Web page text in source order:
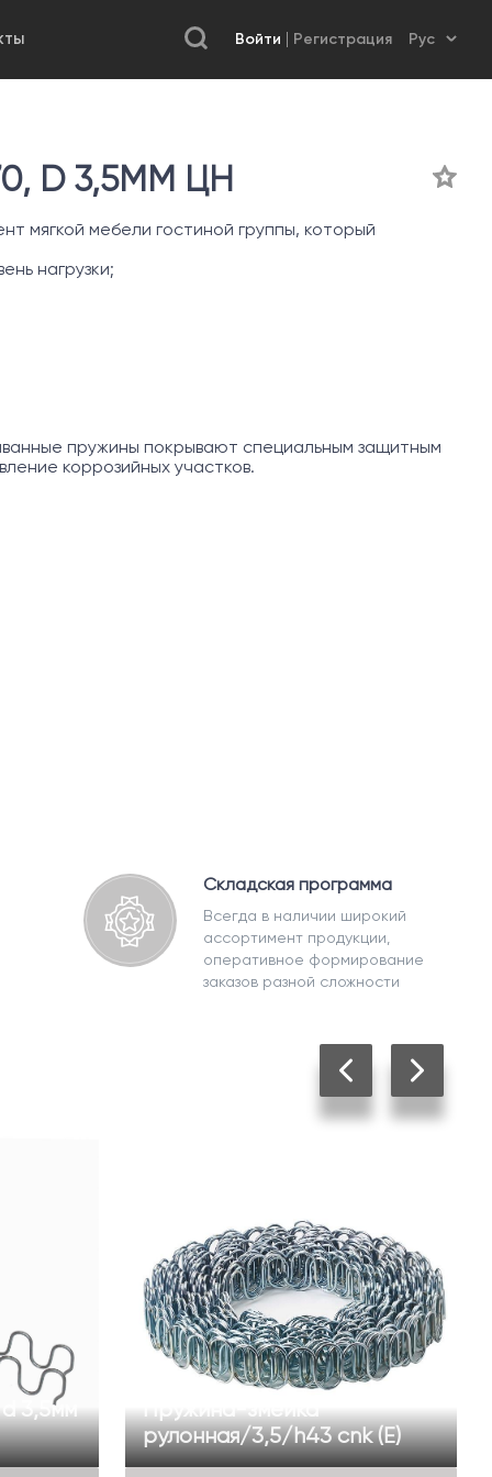
Войти Регистрация
D 3,5ММ ЦН
мягкой мебели гостиной группы, который
нагрузки;
пружины покрывают специальным защитным
коррозийных участков.
Складская программа
Всегда в наличии широкий
ассортимент продукции,
оперативное формирование
заказов разной сложности
3,5мм
Пружина-змейка
рулонная/3,5/h43 cnk (Е)